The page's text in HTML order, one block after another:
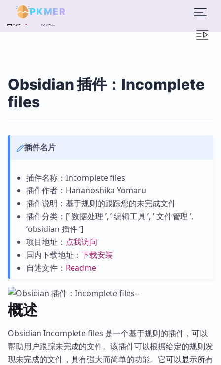
PKMER
目录 概述
Obsidian 插件：Incomplete
files
插件名片
插件名称：Incomplete files
插件作者：Hananoshika Yomaru
插件说明：基于规则的跟踪您的未完成文件
插件分类：[’ 数据处理 ’, ’ 编辑工具 ’, ’ 文件管理 ’,
‘obsidian 插件 ‘]
项目地址： 点我访问
国内下载地址： 下载安装
自述文件： Readme
概述
Obsidian Incomplete files 是一个基于规则的插件，可以
帮助用户跟踪未完成的文件。该插件可以根据给定的规则发
现未完成的文件，具有强大而简单的功能。它可以显示所有